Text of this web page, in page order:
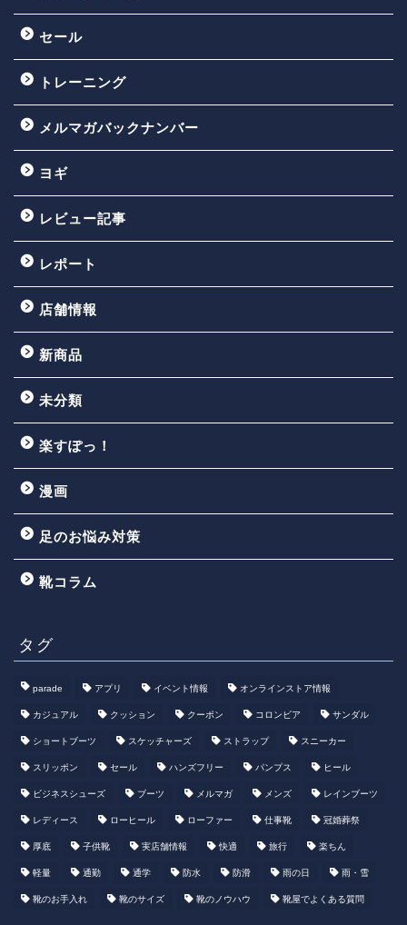
セール
トレーニング
メルマガバックナンバー
ヨギ
レビュー記事
レポート
店舗情報
新商品
未分類
楽すぽっ！
漫画
足のお悩み対策
靴コラム
タグ
parade アプリ イベント情報 オンラインストア情報
カジュアル クッション クーポン コロンビア サンダル
ショートブーツ スケッチャーズ ストラップ スニーカー
スリッポン セール ハンズフリー パンプス ヒール
ビジネスシューズ ブーツ メルマガ メンズ レインブーツ
レディース ローヒール ローファー 仕事靴 冠婚葬祭
厚底 子供靴 実店舗情報 快適 旅行 楽ちん
軽量 通勤 通学 防水 防滑 雨の日 雨・雪
靴のお手入れ 靴のサイズ 靴のノウハウ 靴屋でよくある質問